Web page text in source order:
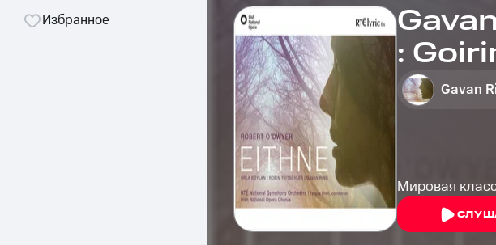
Избранное
:
Gavan
Мировая